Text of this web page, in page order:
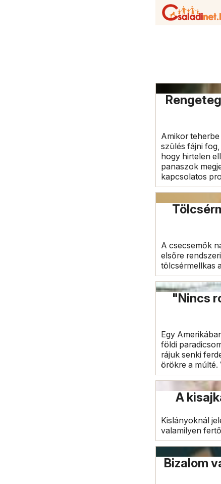
Amikor
szülés fájni
hogy hirtelen
panaszok
kapcsolatos
A csecsemők
elsőre
tölcsérmellkas
"Nincs
Egy
földi
rájuk senki
örökre a múlté.
A
Kislányoknál
valamilyen
Bizalom